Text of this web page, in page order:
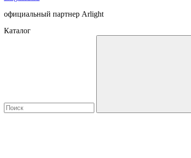
официальный партнер Arlight
Каталог